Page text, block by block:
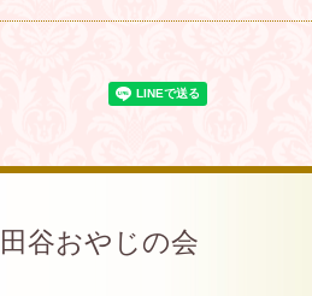
谷おやじの会